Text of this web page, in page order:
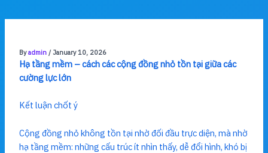
Byadmin / January 10, 2026
Hạ tầng mềm – cách các cộng đồng nhỏ tồn tại giữa các
cường lực lớn
Kết luận chốt ý
Cộng đồng nhỏ không tồn tại nhờ đối đầu trực diện, mà nhờ
hạ tầng mềm: những cấu trúc ít nhìn thấy, dễ đổi hình, khó bị